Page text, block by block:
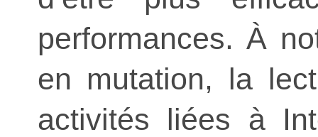
performances. À
en mutation, la
activités liées à